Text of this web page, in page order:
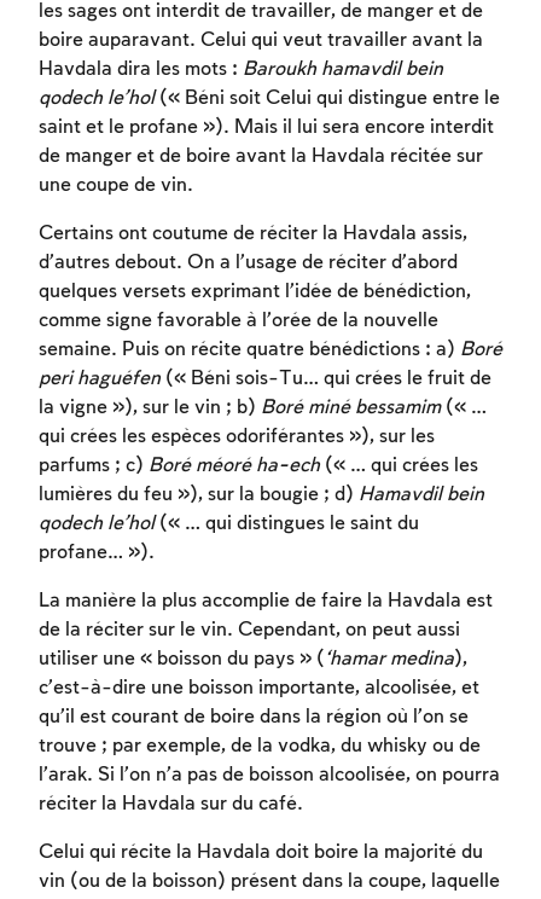
les sages ont interdit de travailler, de manger et de
boire auparavant. Celui qui veut travailler avant la
Havdala dira les mots : Baroukh hamavdil bein
qodech le’hol(« Béni soit Celui qui distingue entre le
saint et le profane »). Mais il lui sera encore interdit
de manger et de boire avant la Havdala récitée sur
une coupe de vin.
Certains ont coutume de réciter la Havdala assis,
d’autres debout. On a l’usage de réciter d’abord
quelques versets exprimant l’idée de bénédiction,
comme signe favorable à l’orée de la nouvelle
semaine. Puis on récite quatre bénédictions : a) Boré
peri haguéfen (« Béni sois-Tu… qui crées le fruit de
la vigne »), sur le vin ; b) Boré miné bessamim(« …
qui crées les espèces odoriférantes »), sur les
parfums ; c) Boré méoré ha-ech(« … qui crées les
lumières du feu »), sur la bougie ; d) Hamavdil bein
qodech le’hol(« … qui distingues le saint du
profane… »).
La manière la plus accomplie de faire la Havdala est
de la réciter sur le vin. Cependant, on peut aussi
utiliser une « boisson du pays » ( ‘hamar medina),
c’est-à-dire une boisson importante, alcoolisée, et
qu’il est courant de boire dans la région où l’on se
trouve ; par exemple, de la vodka, du whisky ou de
l’arak. Si l’on n’a pas de boisson alcoolisée, on pourra
réciter la Havdala sur du café.
Celui qui récite la Havdala doit boire la majorité du
vin (ou de la boisson) présent dans la coupe, laquelle